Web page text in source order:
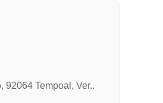
92064 Tempoal, Ver..